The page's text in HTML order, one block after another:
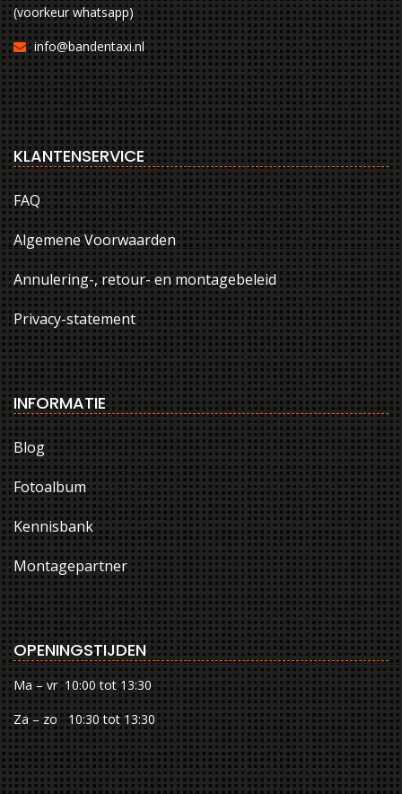
(voorkeur whatsapp)
info@bandentaxi.nl
KLANTENSERVICE
FAQ
Algemene Voorwaarden
Annulering-, retour- en montagebeleid
Privacy-statement
INFORMATIE
Blog
Fotoalbum
Kennisbank
Montagepartner
OPENINGSTIJDEN
Ma – vr 10:00 tot 13:30
Za – zo 10:30 tot 13:30